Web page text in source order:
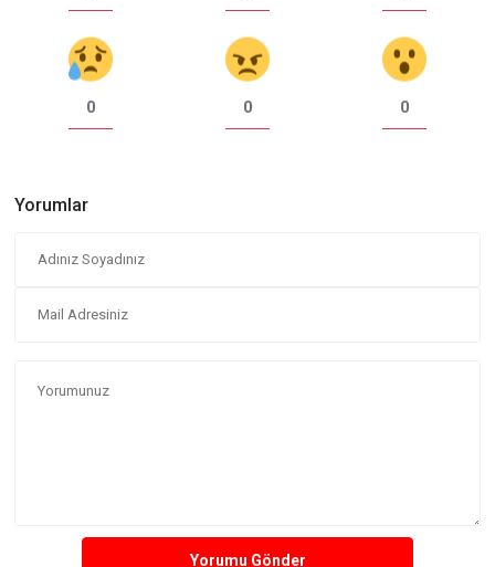
0 0 0
Yorumlar
Yorumu Gönder